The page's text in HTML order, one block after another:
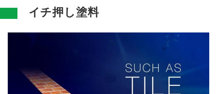
イチ押し塗料